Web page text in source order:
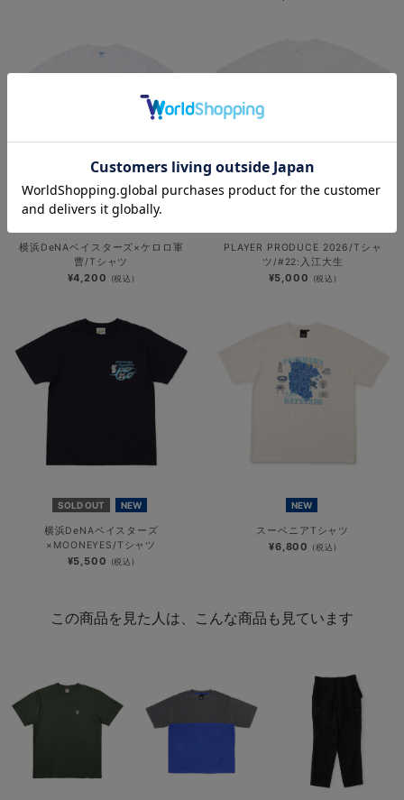
横浜DeNAベイスターズ×ケロロ軍
曹/Tシャツ
¥4,200 (税込)
PLAYER PRODUCE 2026/Tシャ
ツ/#22:入江大生
¥5,000 (税込)
SOLD OUT NEW
横浜DeNAベイスターズ
×MOONEYES/Tシャツ
¥5,500 (税込)
NEW
スーベニアTシャツ
¥6,800 (税込)
この商品を見た人は、こんな商品も見ています